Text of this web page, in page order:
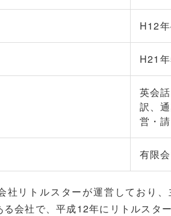
H12
H21
英会
訳、
営・
有限
社リトルスターが運営しており
会社で、平成12年にリトルスタ